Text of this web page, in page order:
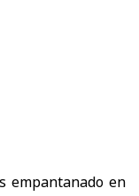
empantanado en